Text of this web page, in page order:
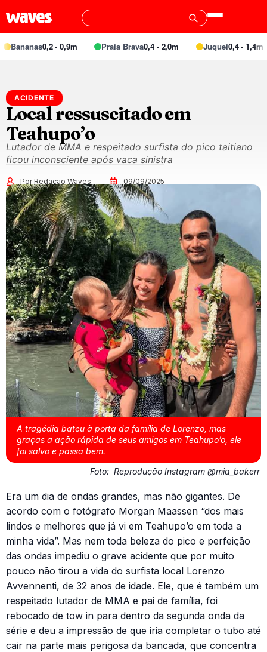
Bananas0,2 - 0,9m Praia Brava0,4 - 2,0m Juquei0,4 - 1,4m
ACIDENTE
Local ressuscitado em
Teahupo’o
Lutador de MMA e respeitado surfista do pico taitiano
ficou inconsciente após vaca sinistra
Por Redação Waves 09/09/2025
A tragédia bateu à porta da família de Lorenzo, mas
graças a ação rápida de seus amigos em Teahupo’o, ele
foi salvo e passa bem.
Foto: Reprodução Instagram @mia_bakerr
Era um dia de ondas grandes, mas não gigantes. De
acordo com o fotógrafo Morgan Maassen “dos mais
lindos e melhores que já vi em Teahupo’o em toda a
minha vida”. Mas nem toda beleza do pico e perfeição
das ondas impediu o grave acidente que por muito
pouco não tirou a vida do surfista local Lorenzo
Avvennenti, de 32 anos de idade. Ele, que é também um
respeitado lutador de MMA e pai de família, foi
rebocado de tow in para dentro da segunda onda da
série e deu a impressão de que iria completar o tubo até
cair na parte mais perigosa da bancada, que concentra